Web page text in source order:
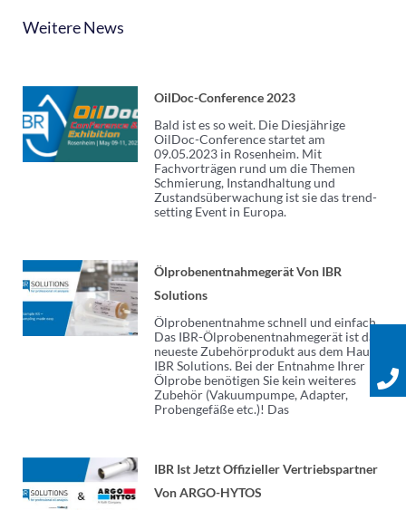
Weitere News
OilDoc-Conference 2023
Bald ist es so weit. Die Diesjährige
OilDoc-Conference startet am
09.05.2023 in Rosenheim. Mit
Fachvorträgen rund um die Themen
Schmierung, Instandhaltung und
Zustandsüberwachung ist sie das trend-
setting Event in Europa.
Ölprobenentnahmegerät Von IBR
Solutions
Ölprobenentnahme schnell und einfach
Das IBR-Ölprobenentnahmegerät ist das
neueste Zubehörprodukt aus dem Hause
IBR Solutions. Bei der Entnahme Ihrer
Ölprobe benötigen Sie kein weiteres
Zubehör (Vakuumpumpe, Adapter,
Probengefäße etc.)! Das
IBR Ist Jetzt Offizieller Vertriebspartner
Von ARGO-HYTOS